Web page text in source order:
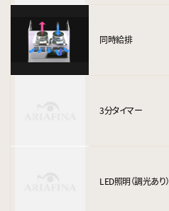
同時給排
3分タイマー
LED照明（調光あり）